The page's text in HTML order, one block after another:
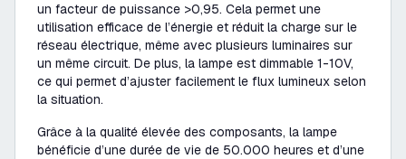
un facteur de puissance >0,95. Cela permet une
utilisation efficace de l’énergie et réduit la charge sur le
réseau électrique, même avec plusieurs luminaires sur
un même circuit. De plus, la lampe est dimmable 1-10V,
ce qui permet d’ajuster facilement le flux lumineux selon
la situation.
Grâce à la qualité élevée des composants, la lampe
bénéficie d’une durée de vie de 50.000 heures et d’une